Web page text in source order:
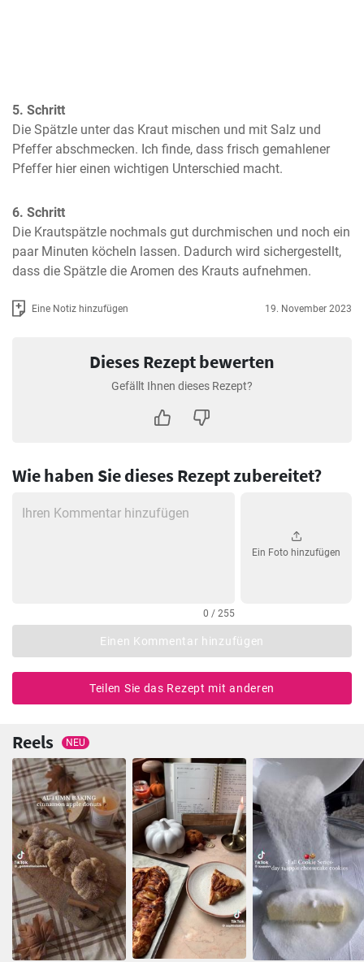
5. Schritt
Die Spätzle unter das Kraut mischen und mit Salz und
Pfeffer abschmecken. Ich finde, dass frisch gemahlener
Pfeffer hier einen wichtigen Unterschied macht.
6. Schritt
Die Krautspätzle nochmals gut durchmischen und noch ein
paar Minuten köcheln lassen. Dadurch wird sichergestellt,
dass die Spätzle die Aromen des Krauts aufnehmen.
Eine Notiz hinzufügen 19. November 2023
Dieses Rezept bewerten
Gefällt Ihnen dieses Rezept?
Wie haben Sie dieses Rezept zubereitet?
0 / 255
Ein Foto hinzufügen
Einen Kommentar hinzufügen
Teilen Sie das Rezept mit anderen
Reels NEU